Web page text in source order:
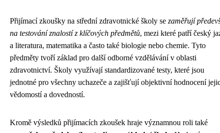
Přijímací zkoušky na střední zdravotnické školy se zaměřují
na testování znalostí z klíčových předmětů, mezi které patří český
a literatura, matematika a často také biologie nebo chemie. Tyto
předměty tvoří základ pro další odborné vzdělávání v oblasti
zdravotnictví. Školy využívají standardizované testy, které jsou
jednotné pro všechny uchazeče a zajišťují objektivní hodnocení
vědomostí a dovedností.
Kromě výsledků přijímacích zkoušek hraje významnou roli také